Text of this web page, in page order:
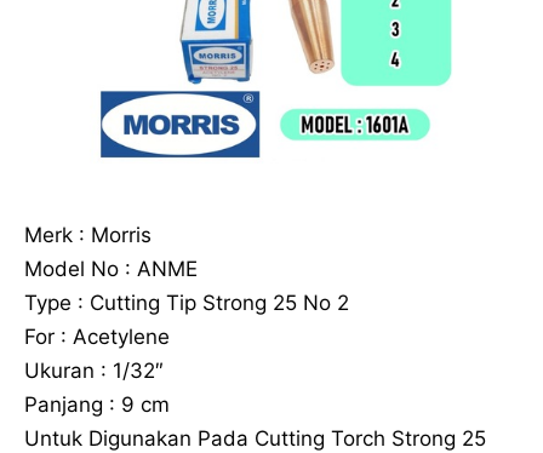
Merk : Morris
Model No : ANME
Type : Cutting Tip Strong 25 No 2
For : Acetylene
Ukuran : 1/32″
Panjang : 9 cm
Untuk Digunakan Pada Cutting Torch Strong 25